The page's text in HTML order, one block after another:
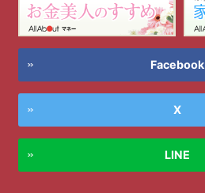
Facebook
X
LINE